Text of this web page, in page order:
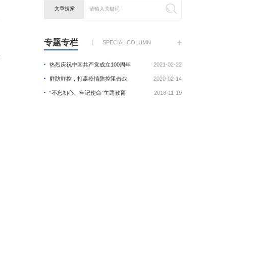
文章搜索
专题专栏 SPECIAL COLUMN
热烈庆祝中国共产党成立100周年 2021-02-22
群防群控，打赢疫情防控阻击战 2020-02-14
“不忘初心、牢记使命”主题教育 2018-11-19